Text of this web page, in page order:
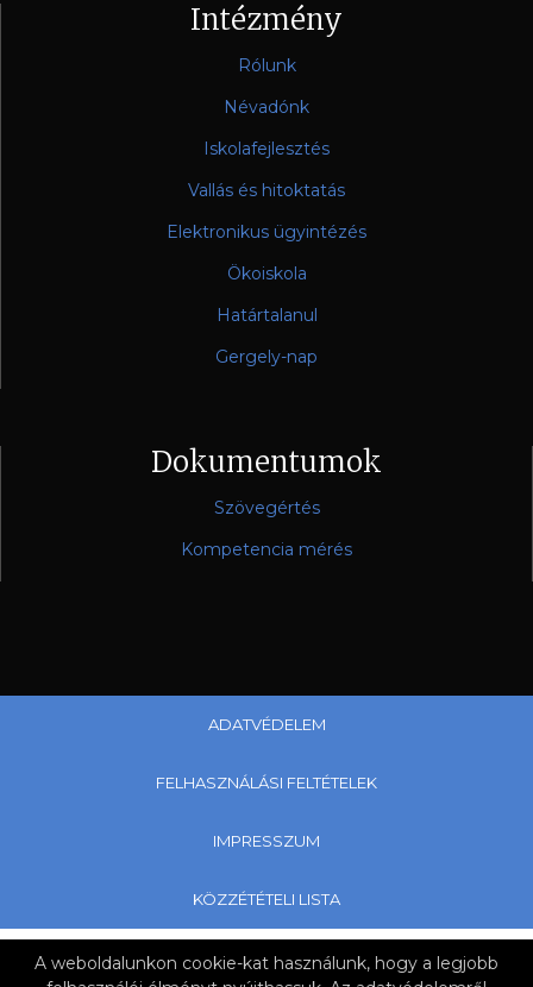
A weboldalunkon cookie-kat használunk, hogy a legjobb
Intézmény
Rólunk
Névadónk
Iskolafejlesztés
Vallás és hitoktatás
Elektronikus ügyintézés
Ökoiskola
Határtalanul
Gergely-nap
Dokumentumok
Szövegértés
Kompetencia mérés
ADATVÉDELEM
FELHASZNÁLÁSI FELTÉTELEK
IMPRESSZUM
KÖZZÉTÉTELI LISTA
Copyright © 2019 Kárpáti János Általános Iskola és Alapfokú